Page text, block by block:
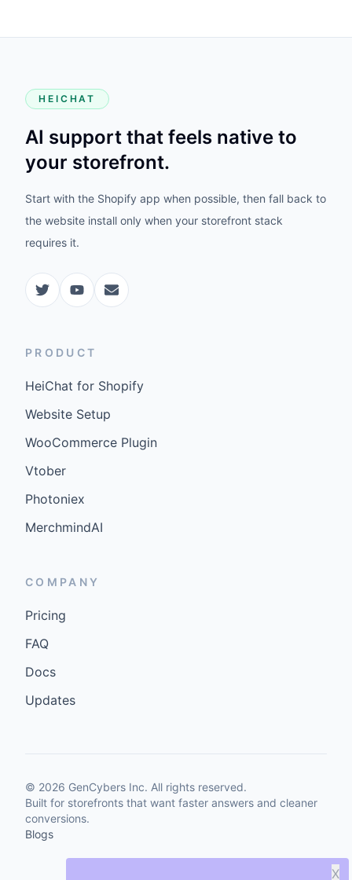
X
HEICHAT
AI support that feels native to
your storefront.
Start with the Shopify app when possible, then fall back to
the website install only when your storefront stack
requires it.
PRODUCT
HeiChat for Shopify
Website Setup
WooCommerce Plugin
Vtober
Photoniex
MerchmindAI
COMPANY
Pricing
FAQ
Docs
Updates
© 2026 GenCybers Inc. All rights reserved.
Built for storefronts that want faster answers and cleaner
conversions.
Blogs